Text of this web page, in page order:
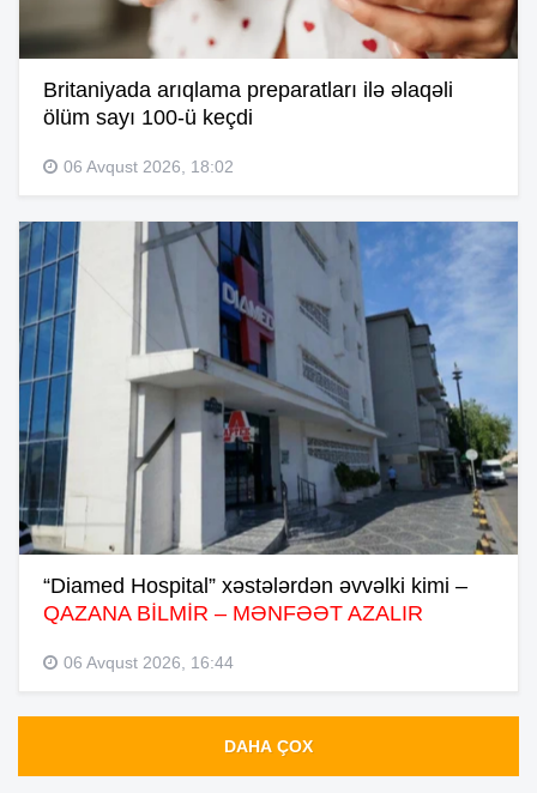
Britaniyada arıqlama preparatları ilə əlaqəli
ölüm sayı 100-ü keçdi
06 Avqust 2026, 18:02
“Diamed Hospital” xəstələrdən əvvəlki kimi –
QAZANA BİLMİR – MƏNFƏƏT AZALIR
06 Avqust 2026, 16:44
DAHA ÇOX